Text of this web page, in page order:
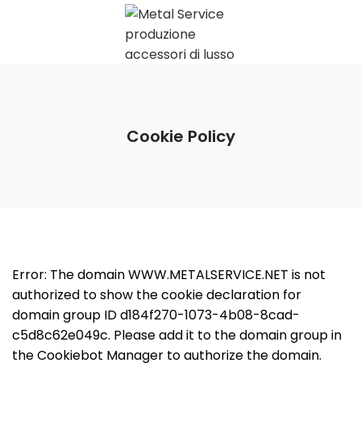
Cookie Policy
Error: The domain WWW.METALSERVICE.NET is not
authorized to show the cookie declaration for
domain group ID d184f270-1073-4b08-8cad-
c5d8c62e049c. Please add it to the domain group in
the Cookiebot Manager to authorize the domain.